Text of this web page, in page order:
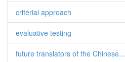
criterial approach
evaluative testing
future translators of the Chinese...